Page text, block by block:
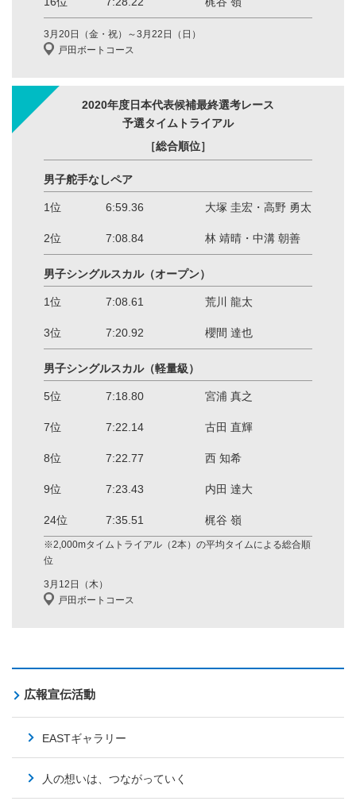
3月20日（金・祝）～3月22日（日）
戸田ボートコース
2020年度日本代表候補最終選考レース
予選タイムトライアル
［総合順位］
男子舵手なしペア
1位 6:59.36 大塚 圭宏・高野 勇太
2位 7:08.84 林 靖晴・中溝 朝善
男子シングルスカル（オープン）
1位 7:08.61 荒川 龍太
3位 7:20.92 櫻間 達也
男子シングルスカル（軽量級）
5位 7:18.80 宮浦 真之
7位 7:22.14 古田 直輝
8位 7:22.77 西 知希
9位 7:23.43 内田 達大
24位 7:35.51 梶谷 嶺
※2,000mタイムトライアル（2本）の平均タイムによる総合順
位
3月12日（木）
戸田ボートコース
広報宣伝活動
EASTギャラリー
人の想いは、つながっていく